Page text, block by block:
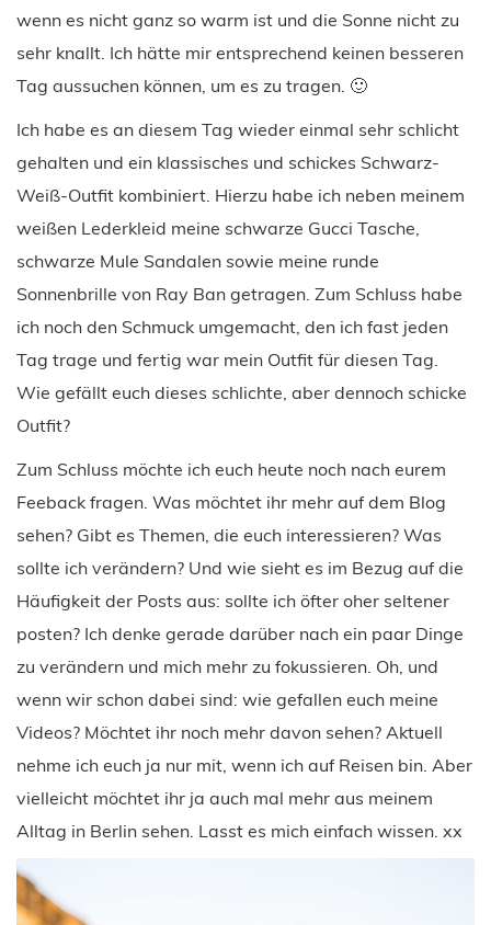
wenn es nicht ganz so warm ist und die Sonne nicht zu
sehr knallt. Ich hätte mir entsprechend keinen besseren
Tag aussuchen können, um es zu tragen. 🙂
Ich habe es an diesem Tag wieder einmal sehr schlicht
gehalten und ein klassisches und schickes Schwarz-
Weiß-Outfit kombiniert. Hierzu habe ich neben meinem
weißen Lederkleid meine schwarze Gucci Tasche,
schwarze Mule Sandalen sowie meine runde
Sonnenbrille von Ray Ban getragen. Zum Schluss habe
ich noch den Schmuck umgemacht, den ich fast jeden
Tag trage und fertig war mein Outfit für diesen Tag.
Wie gefällt euch dieses schlichte, aber dennoch schicke
Outfit?
Zum Schluss möchte ich euch heute noch nach eurem
Feeback fragen. Was möchtet ihr mehr auf dem Blog
sehen? Gibt es Themen, die euch interessieren? Was
sollte ich verändern? Und wie sieht es im Bezug auf die
Häufigkeit der Posts aus: sollte ich öfter oher seltener
posten? Ich denke gerade darüber nach ein paar Dinge
zu verändern und mich mehr zu fokussieren. Oh, und
wenn wir schon dabei sind: wie gefallen euch meine
Videos? Möchtet ihr noch mehr davon sehen? Aktuell
nehme ich euch ja nur mit, wenn ich auf Reisen bin. Aber
vielleicht möchtet ihr ja auch mal mehr aus meinem
Alltag in Berlin sehen. Lasst es mich einfach wissen. xx